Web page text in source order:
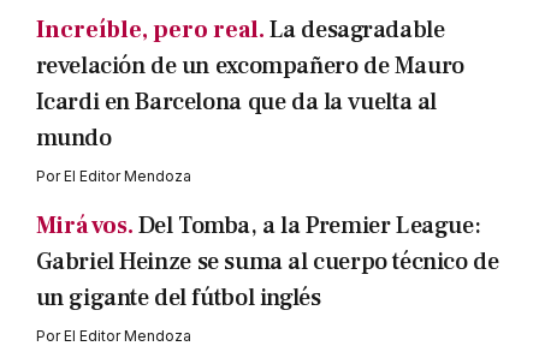
Increíble, pero real.La desagradable
revelación de un excompañero de Mauro
Icardi en Barcelona que da la vuelta al
mundo
PorEl Editor Mendoza
Mirá vos.Del Tomba, a la Premier League:
Gabriel Heinze se suma al cuerpo técnico de
un gigante del fútbol inglés
PorEl Editor Mendoza